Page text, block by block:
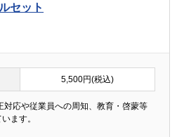
セット
5,500円(税込)
対応や従業員への周知、教育・啓蒙等
ます。